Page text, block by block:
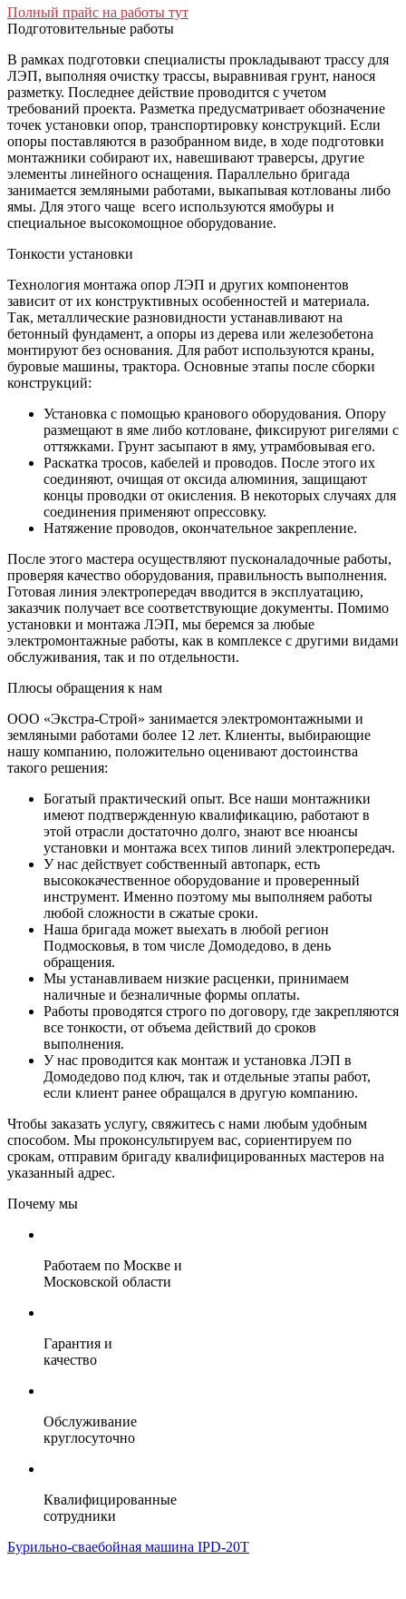
Полный прайс на работы тут
Подготовительные работы
В рамках подготовки специалисты прокладывают трассу для
ЛЭП, выполняя очистку трассы, выравнивая грунт, нанося
разметку. Последнее действие проводится с учетом
требований проекта. Разметка предусматривает обозначение
точек установки опор, транспортировку конструкций. Если
опоры поставляются в разобранном виде, в ходе подготовки
монтажники собирают их, навешивают траверсы, другие
элементы линейного оснащения. Параллельно бригада
занимается земляными работами, выкапывая котлованы либо
ямы. Для этого чаще всего используются ямобуры и
специальное высокомощное оборудование.
Тонкости установки
Технология монтажа опор ЛЭП и других компонентов
зависит от их конструктивных особенностей и материала.
Так, металлические разновидности устанавливают на
бетонный фундамент, а опоры из дерева или железобетона
монтируют без основания. Для работ используются краны,
буровые машины, трактора. Основные этапы после сборки
конструкций:
Установка с помощью кранового оборудования. Опору
размещают в яме либо котловане, фиксируют ригелями с
оттяжками. Грунт засыпают в яму, утрамбовывая его.
Раскатка тросов, кабелей и проводов. После этого их
соединяют, очищая от оксида алюминия, защищают
концы проводки от окисления. В некоторых случаях для
соединения применяют опрессовку.
Натяжение проводов, окончательное закрепление.
После этого мастера осуществляют пусконаладочные работы,
проверяя качество оборудования, правильность выполнения.
Готовая линия электропередач вводится в эксплуатацию,
заказчик получает все соответствующие документы. Помимо
установки и монтажа ЛЭП, мы беремся за любые
электромонтажные работы, как в комплексе с другими видами
обслуживания, так и по отдельности.
Плюсы обращения к нам
ООО «Экстра-Строй» занимается электромонтажными и
земляными работами более 12 лет. Клиенты, выбирающие
нашу компанию, положительно оценивают достоинства
такого решения:
Богатый практический опыт. Все наши монтажники
имеют подтвержденную квалификацию, работают в
этой отрасли достаточно долго, знают все нюансы
установки и монтажа всех типов линий электропередач.
У нас действует собственный автопарк, есть
высококачественное оборудование и проверенный
инструмент. Именно поэтому мы выполняем работы
любой сложности в сжатые сроки.
Наша бригада может выехать в любой регион
Подмосковья, в том числе Домодедово, в день
обращения.
Мы устанавливаем низкие расценки, принимаем
наличные и безналичные формы оплаты.
Работы проводятся строго по договору, где закрепляются
все тонкости, от объема действий до сроков
выполнения.
У нас проводится как монтаж и установка ЛЭП в
Домодедово под ключ, так и отдельные этапы работ,
если клиент ранее обращался в другую компанию.
Чтобы заказать услугу, свяжитесь с нами любым удобным
способом. Мы проконсультируем вас, сориентируем по
срокам, отправим бригаду квалифицированных мастеров на
указанный адрес.
Почему мы
Работаем по Москве и
Московской области
Гарантия и
качество
Обслуживание
круглосуточно
Квалифицированные
сотрудники
Бурильно-сваебойная машина IPD-20T